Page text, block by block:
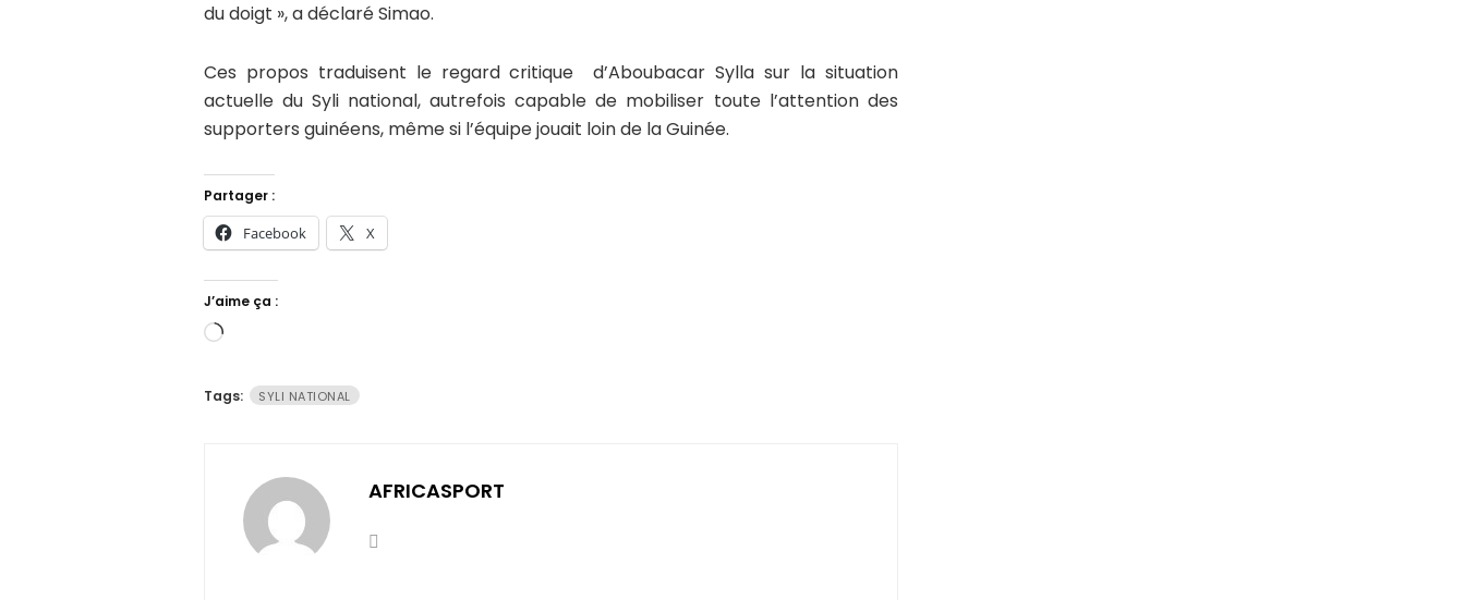
du doigt », a déclaré Simao.
Ces propos traduisent le regard critique d’Aboubacar Sylla sur la situation
actuelle du Syli national, autrefois capable de mobiliser toute l’attention des
supporters guinéens, même si l’équipe jouait loin de la Guinée.
Partager :
Facebook X
J’aime ça :
Chargement…
Tags: SYLI NATIONAL
AFRICASPORT